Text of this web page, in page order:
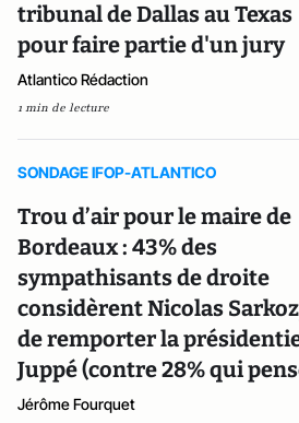
tribunal de Dallas au Texas
pour faire partie d'un jury
Atlantico Rédaction
1 min de lecture
SONDAGE IFOP-ATLANTICO
Trou d’air pour le maire de
Bordeaux : 43% des
sympathisants de droite
considèrent Nicolas
de remporter la
Juppé (contre 28% qui
Jérôme Fourquet